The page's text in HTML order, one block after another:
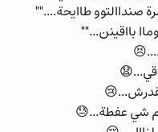
صنداالتوو طاايحة....""
بااقينن...""
شي عفطة...😓